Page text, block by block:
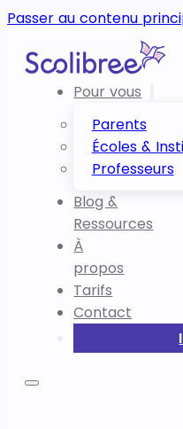
Passer au contenu
Pour vous
Parents
Écoles &
Professeurs
Blog &
Ressources
À
propos
Tarifs
Contact